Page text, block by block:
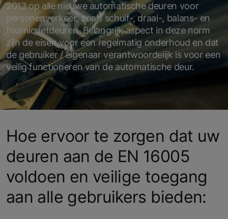
2013 op alle nieuwe automatische deuren voor
personenverkeer, zoals schuif-, draai-, balans- en
tourniquetdeuren. Belangrijk aspect in deze norm
zijn de eisen voor een regelmatig onderhoud en dat
de gebruiker / eigenaar verantwoordelijk is voor een
veilig functioneren van de automatische deur.
Hoe ervoor te zorgen dat uw
deuren aan de EN 16005
voldoen en veilige toegang
aan alle gebruikers bieden: